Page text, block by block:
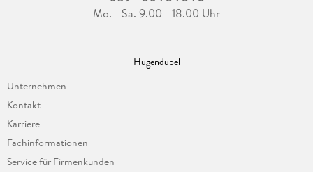
Mo. - Sa. 9.00 - 18.00 Uhr
Hugendubel
Unternehmen
Kontakt
Karriere
Fachinformationen
Service für Firmenkunden